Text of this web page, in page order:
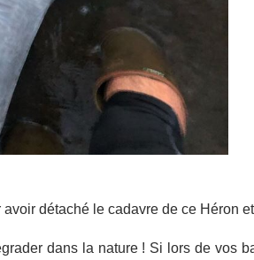
détaché le cadavre de ce Héron
dans la nature ! Si lors de vos